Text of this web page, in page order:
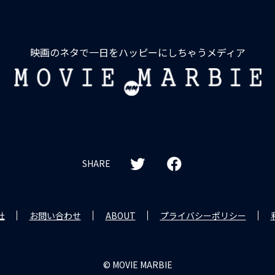
映画のネタで一日をハッピーにしちゃうメディア
MOVIE
MARBIE
SHARE
お問い合わせ ABOUT プライバシーポリシー
© MOVIE MARBIE